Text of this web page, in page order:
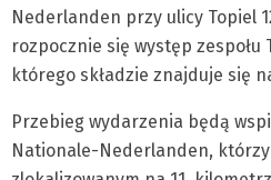
Nederlanden przy ulicy Topiel
rozpocznie się występ zespołu
którego składzie znajduje się
Przebieg wydarzenia będą
Nationale-Nederlanden,